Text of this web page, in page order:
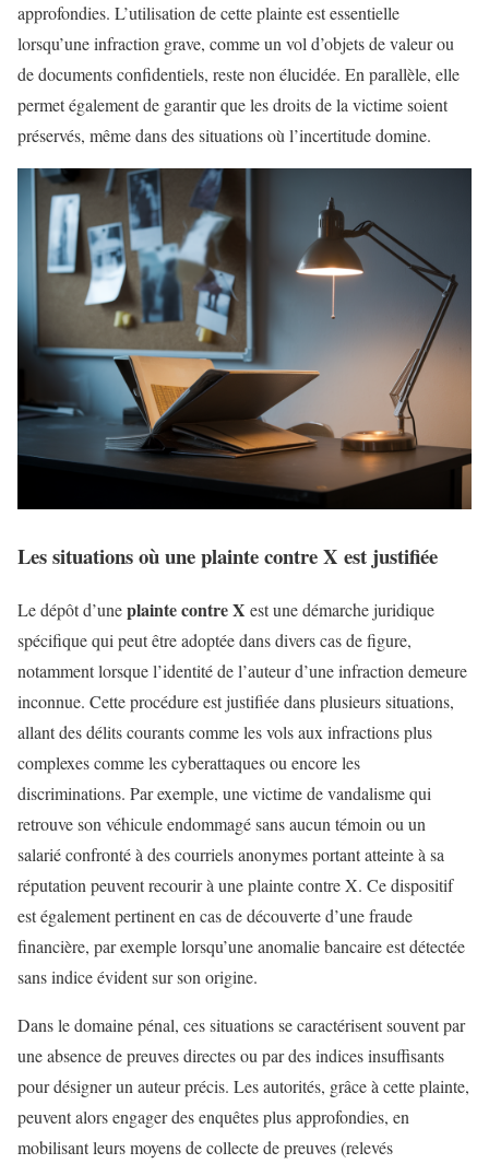
approfondies. L’utilisation de cette plainte est essentielle
lorsqu’une infraction grave, comme un vol d’objets de valeur ou
de documents confidentiels, reste non élucidée. En parallèle, elle
permet également de garantir que les droits de la victime soient
préservés, même dans des situations où l’incertitude domine.
Les situations où une plainte contre X est justifiée
Le dépôt d’uneplainte contre X est une démarche juridique
spécifique qui peut être adoptée dans divers cas de figure,
notamment lorsque l’identité de l’auteur d’une infraction demeure
inconnue. Cette procédure est justifiée dans plusieurs situations,
allant des délits courants comme les vols aux infractions plus
complexes comme les cyberattaques ou encore les
discriminations. Par exemple, une victime de vandalisme qui
retrouve son véhicule endommagé sans aucun témoin ou un
salarié confronté à des courriels anonymes portant atteinte à sa
réputation peuvent recourir à une plainte contre X. Ce dispositif
est également pertinent en cas de découverte d’une fraude
financière, par exemple lorsqu’une anomalie bancaire est détectée
sans indice évident sur son origine.
Dans le domaine pénal, ces situations se caractérisent souvent par
une absence de preuves directes ou par des indices insuffisants
pour désigner un auteur précis. Les autorités, grâce à cette plainte,
peuvent alors engager des enquêtes plus approfondies, en
mobilisant leurs moyens de collecte de preuves (relevés